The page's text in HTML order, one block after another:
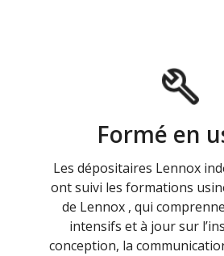
Formé en
Les dépositaires Lennox
ont suivi les formations
de Lennox , qui
intensifs et à jour sur
conception, la